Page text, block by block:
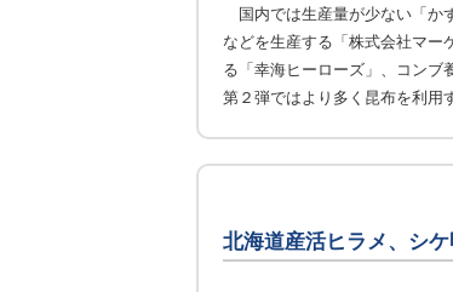
国内では生産量が少ない「か
などを生産する「株式会社マー
る「幸海ヒーローズ」、コンブ
第２弾ではより多く昆布を利用
北海道産活ヒラメ、シ